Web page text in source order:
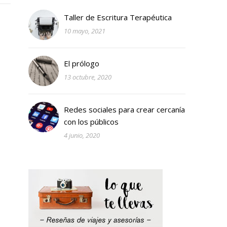
Taller de Escritura Terapéutica
10 mayo, 2021
El prólogo
13 octubre, 2020
Redes sociales para crear cercanía
con los públicos
4 junio, 2020